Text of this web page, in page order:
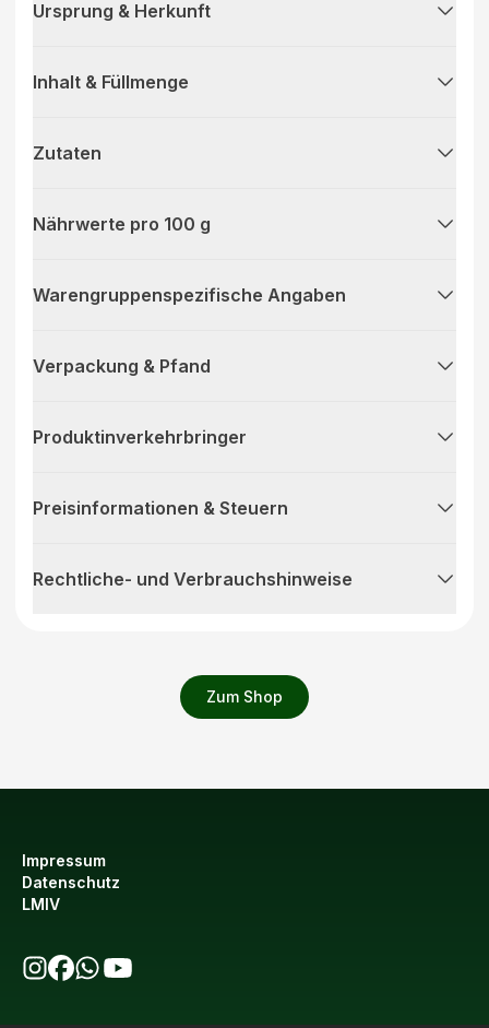
Zum Shop
Ursprung & Herkunft
Inhalt & Füllmenge
Zutaten
Nährwerte pro 100 g
Warengruppenspezifische Angaben
Verpackung & Pfand
Produktinverkehrbringer
Preisinformationen & Steuern
Rechtliche- und Verbrauchshinweise
Impressum
Datenschutz
LMIV